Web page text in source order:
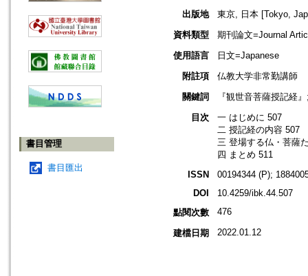
書目管理
書目匯出
出版地
東京, 日本 [Tokyo,
資料類型
期刊論文=Journal
使用語言
日文=Japanese
附註項
仏教大学非常勤講師
關鍵詞
『観世音菩薩授記経
目次
一 はじめに 507
二 授記経の内容 507
三 登場する仏・菩薩
四 まとめ 511
ISSN
00194344 (P);
DOI
10.4259/ibk.44.507
點閱次數
476
建檔日期 2022.01.12